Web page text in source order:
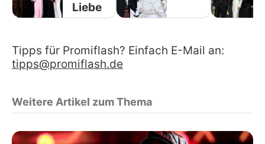
Liebe
Tipps für Promiflash? Einfach E-Mail an:
tipps@promiflash.de
Weitere Artikel zum Thema